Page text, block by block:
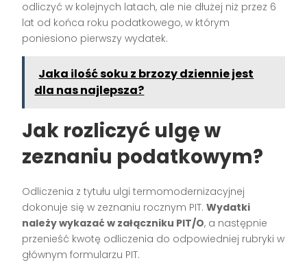
odliczyć w kolejnych latach, ale nie dłużej niż przez 6
lat od końca roku podatkowego, w którym
poniesiono pierwszy wydatek.
Jaka ilość soku z brzozy dziennie jest
dla nas najlepsza?
Jak rozliczyć ulgę w
zeznaniu podatkowym?
Odliczenia z tytułu ulgi termomodernizacyjnej
dokonuje się w zeznaniu rocznym PIT.Wydatki
należy wykazać w załączniku PIT/O, a następnie
przenieść kwotę odliczenia do odpowiedniej rubryki w
głównym formularzu PIT.